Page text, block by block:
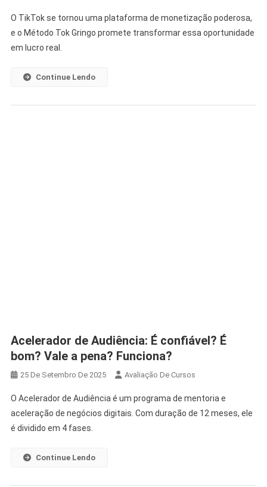
O TikTok se tornou uma plataforma de monetização poderosa,
e o Método Tok Gringo promete transformar essa oportunidade
em lucro real.
Continue Lendo
Acelerador de Audiência: É confiável? É
bom? Vale a pena? Funciona?
25 De Setembro De 2025 Avaliação De Cursos
O Acelerador de Audiência é um programa de mentoria e
aceleração de negócios digitais. Com duração de 12 meses, ele
é dividido em 4 fases.
Continue Lendo